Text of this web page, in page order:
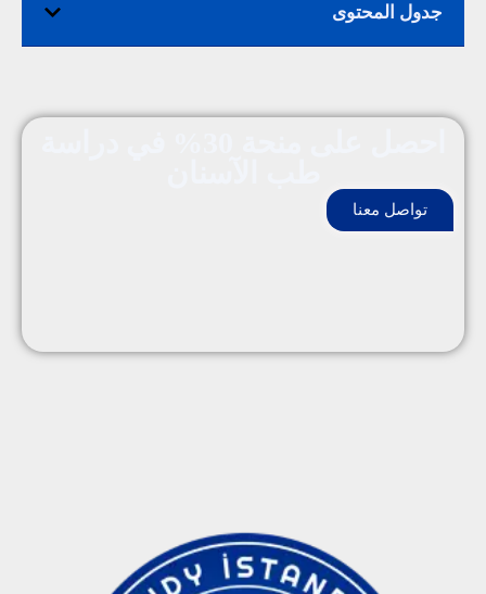
جدول المحتوى
تواصل معنا